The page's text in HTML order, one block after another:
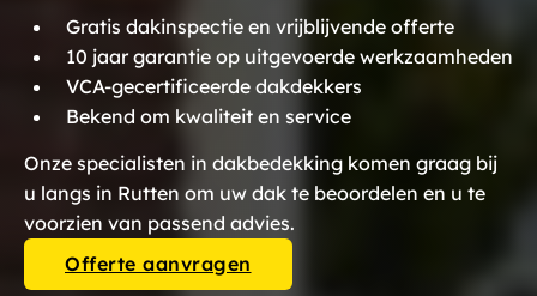
Gratis dakinspectie en vrijblijvende offerte
10 jaar garantie op uitgevoerde werkzaamheden
VCA-gecertificeerde dakdekkers
Bekend om kwaliteit en service
Onze specialisten in dakbedekking komen graag bij
u langs in Rutten om uw dak te beoordelen en u te
voorzien van passend advies.
Offerte aanvragen